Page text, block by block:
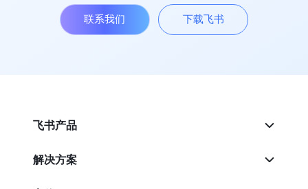
联系我们 下载飞书
飞书产品
解决方案